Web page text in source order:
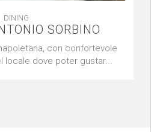
DINING
SORBINO
con confortevole
locale dove poter gustar...